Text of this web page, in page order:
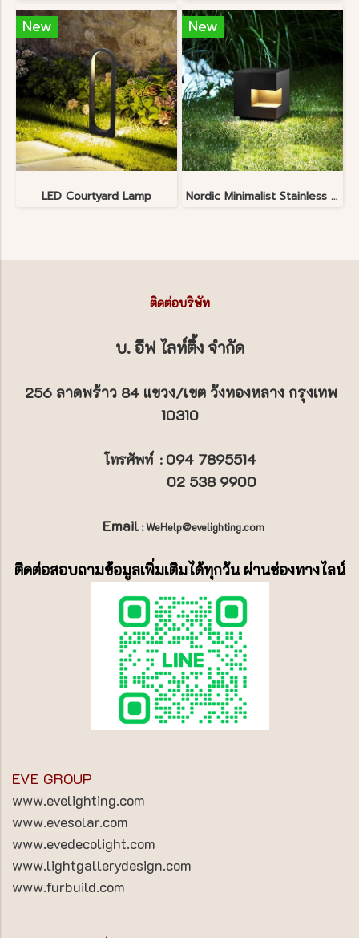
New
LED Courtyard Lamp
New
Nordic Minimalist Stainless Steel Lawn Lamp
ติดต่อบริษัท
บ. อีฟ ไลท์ติ้ง จำกัด
256 ลาดพร้าว 84 แขวง/เขต วังทองหลาง กรุงเทพ
10310
โทรศัพท์: 094 7895514
02 538 9900
Email: WeHelp@evelighting.com
ติดต่อสอบถามข้อมูลเพิ่มเติมได้ทุกวัน ผ่านช่องทางไลน์
EVE GROUP
www.evelighting.com
www.evesolar.com
www.evedecolight.com
www.lightgallerydesign.com
www.furbuild.com